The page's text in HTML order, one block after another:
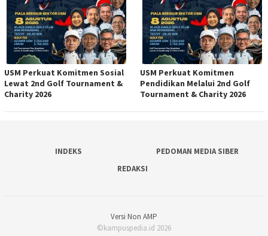
USM Perkuat Komitmen Sosial
Lewat 2nd Golf Tournament &
Charity 2026
USM Perkuat Komitmen
Pendidikan Melalui 2nd Golf
Tournament & Charity 2026
INDEKS
PEDOMAN MEDIA SIBER
REDAKSI
Versi Non AMP
©kampuspedia.id 2026